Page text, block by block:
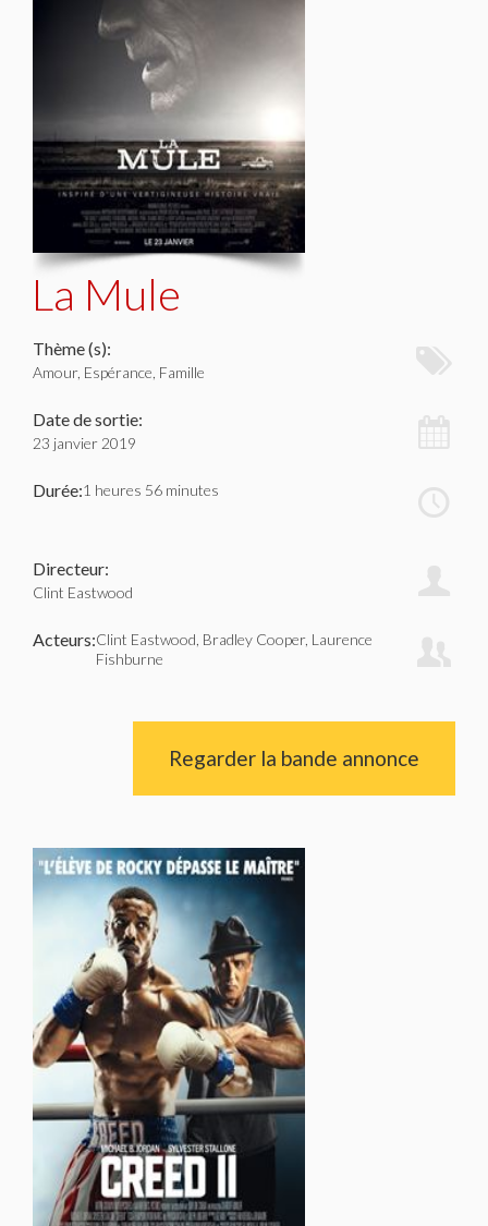
La Mule
Thème (s):
Amour, Espérance, Famille
Date de sortie:
23 janvier 2019
Durée:1 heures 56 minutes
Directeur:
Clint Eastwood
Acteurs:Clint Eastwood, Bradley Cooper, Laurence
Fishburne
Regarder la bande annonce